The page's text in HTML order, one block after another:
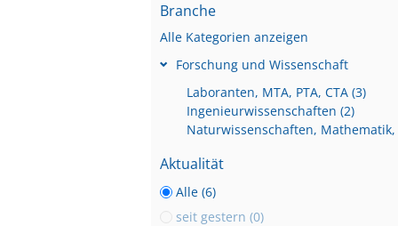
Branche
Alle Kategorien anzeigen
Forschung und Wissenschaft
Laboranten, MTA, PTA, CTA (3)
Ingenieurwissenschaften (2)
Aktualität
Alle (6)
seit gestern (0)